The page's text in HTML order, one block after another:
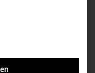
DiGA für
für die eine